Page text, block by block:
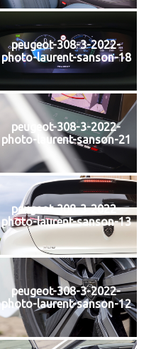
peugeot-308-3-2022-
photo-laurent-sanson-18
peugeot-308-3-2022-
photo-laurent-sanson-21
peugeot-308-3-2022-
photo-laurent-sanson-13
peugeot-308-3-2022-
photo-laurent-sanson-12